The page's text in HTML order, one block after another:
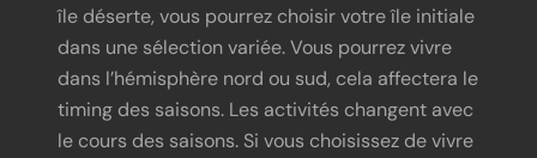
île déserte, vous pourrez choisir votre île initiale
dans une sélection variée. Vous pourrez vivre
dans l’hémisphère nord ou sud, cela affectera le
timing des saisons. Les activités changent avec
le cours des saisons. Si vous choisissez de vivre